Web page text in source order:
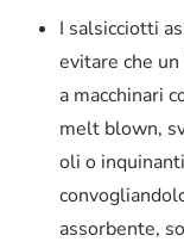
I salsicciotti
evitare che
a macchinari
melt blown,
oli o
assorbente,